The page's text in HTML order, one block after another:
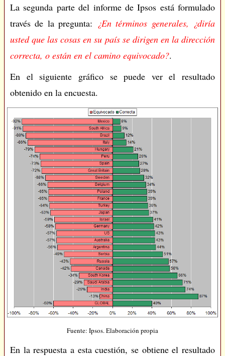
La segunda parte del informe de Ipsos está formulado
través de la pregunta: ¿En términos generales, ¿diría
usted que las cosas en su país se dirigen en la dirección
correcta, o están en el camino equivocado?.
En el siguiente gráfico se puede ver el resultado
obtenido en la encuesta.
Fuente: Ipsos. Elaboración propia
En la respuesta a esta cuestión, se obtiene el resultado